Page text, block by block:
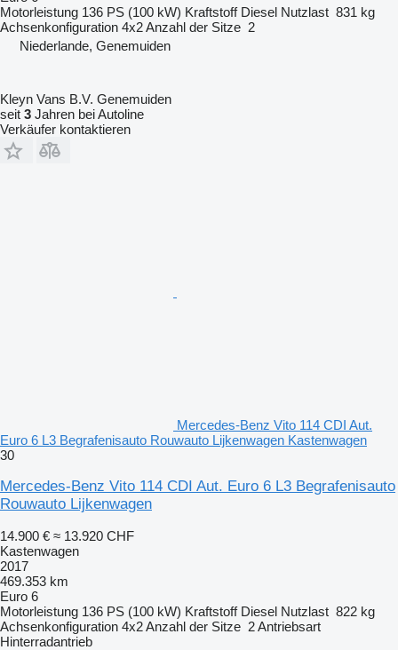
Motorleistung 136 PS (100 kW) Kraftstoff Diesel Nutzlast 831 kg
Achsenkonfiguration 4x2Anzahl der Sitze 2
Niederlande, Genemuiden
Kleyn Vans B.V. Genemuiden
seit 3 Jahren bei Autoline
Verkäufer kontaktieren
Mercedes-Benz Vito 114 CDI Aut.
Euro 6 L3 Begrafenisauto Rouwauto Lijkenwagen Kastenwagen
30
Mercedes-Benz Vito 114 CDI Aut. Euro 6 L3 Begrafenisauto
Rouwauto Lijkenwagen
14.900 € ≈ 13.920 CHF
Kastenwagen
2017
469.353 km
Euro 6
Motorleistung 136 PS (100 kW) Kraftstoff Diesel Nutzlast 822 kg
Achsenkonfiguration 4x2Anzahl der Sitze 2Antriebsart
Hinterradantrieb